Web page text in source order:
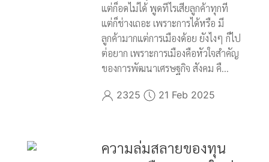
แต่ก็อดไม่ได้ พูดทีไรเสียลูกค้าทุกที
แต่ก็ช่างเถอะ เพราะการได้หรือ มี
ลูกค้ามากแต่การเมืองด้อย ยังไงๆ ก็ไป
ต่อยาก เพราะการเมืองคือหัวใจสำคัญ
ของการพัฒนาเศรษฐกิจ สังคม คื...
2325 21 Feb 2025
ความล่มสลายของทุน